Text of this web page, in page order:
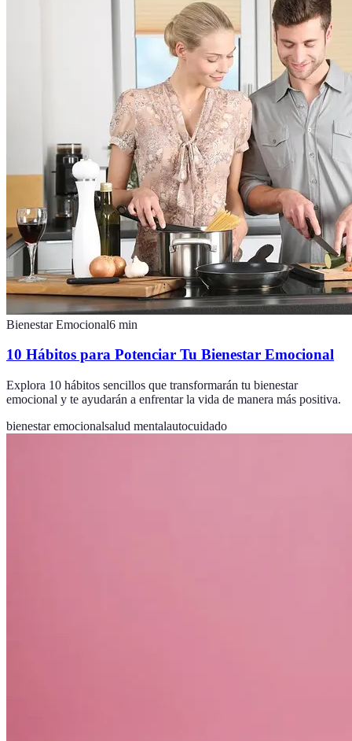
Bienestar Emocional6 min
10 Hábitos para Potenciar Tu Bienestar Emocional
Explora 10 hábitos sencillos que transformarán tu bienestar
emocional y te ayudarán a enfrentar la vida de manera más positiva.
bienestar emocionalsalud mentalautocuidado